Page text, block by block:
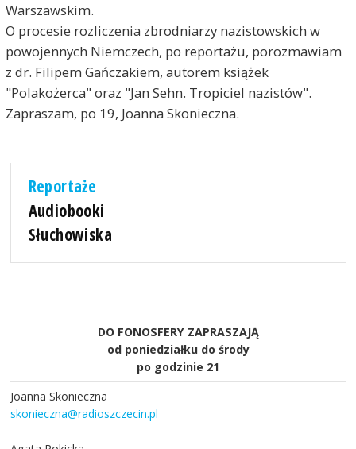
Warszawskim.
O procesie rozliczenia zbrodniarzy nazistowskich w
powojennych Niemczech, po reportażu, porozmawiam
z dr. Filipem Gańczakiem, autorem książek
"Polakożerca" oraz "Jan Sehn. Tropiciel nazistów".
Zapraszam, po 19, Joanna Skonieczna.
Reportaże
Audiobooki
Słuchowiska
DO FONOSFERY ZAPRASZAJĄ
od poniedziałku do środy
po godzinie 21
Joanna Skonieczna
skonieczna@radioszczecin.pl